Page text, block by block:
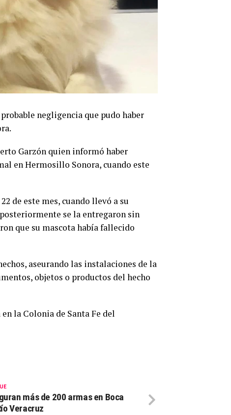
negligencia que pudo haber
Garzón quien informó haber
en Hermosillo Sonora, cuando este
de este mes, cuando llevó a su
se la entregaron sin
que su mascota había fallecido
aseurando las instalaciones de la
objetos o productos del hecho
la Colonia de Santa Fe del
más de 200 armas en Boca
Veracruz